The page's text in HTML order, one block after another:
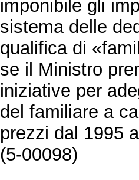
imponibile gli
sistema delle
qualifica di
se il Ministro
iniziative per
del familiare a
prezzi dal 1995
(5-00098)